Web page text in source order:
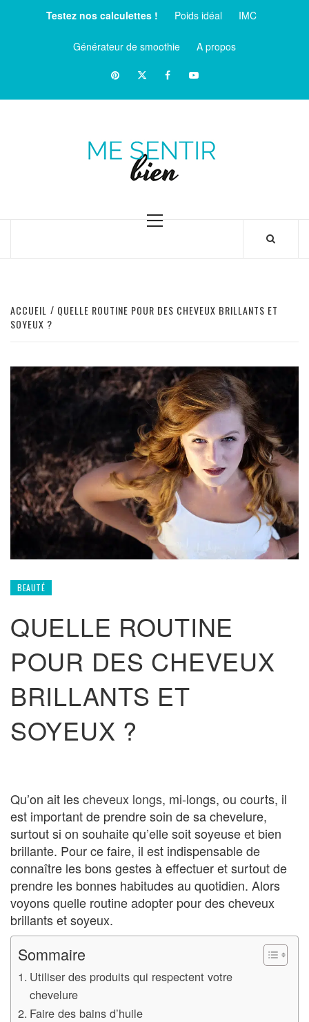
Testez nos calculettes ! Poids idéal IMC
Générateur de smoothie
A propos
PinterestTwitterfacebookYoutube
Menu
ACCUEIL
QUELLE ROUTINE POUR DES CHEVEUX BRILLANTS ET
SOYEUX ?
BEAUTÉ
QUELLE ROUTINE
POUR DES CHEVEUX
BRILLANTS ET
SOYEUX ?
Qu’on ait lescheveux longs, mi-longs, ou courts, il
est important de prendre soin de sa chevelure,
surtout si on souhaite qu’elle soit soyeuse et bien
brillante. Pour ce faire, il est indispensable de
connaître les bons gestes à effectuer et surtout de
prendre les bonnes habitudes au quotidien. Alors
voyons quelle routine adopter pour des cheveux
brillants et soyeux.
Sommaire
Utiliser des produits qui respectent votre
chevelure
Faire des bains d’huile